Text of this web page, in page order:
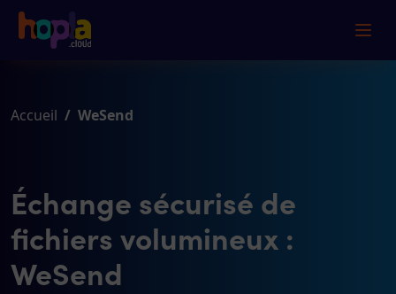
Accueil WeSend
Échange sécurisé de
fichiers volumineux :
WeSend